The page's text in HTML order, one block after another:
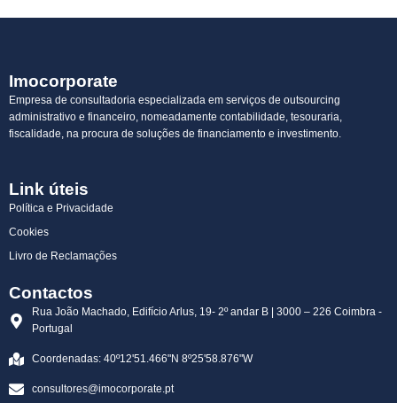
Imocorporate
Empresa de consultadoria especializada em serviços de outsourcing
administrativo e financeiro, nomeadamente contabilidade, tesouraria,
fiscalidade, na procura de soluções de financiamento e investimento.
Link úteis
Política e Privacidade
Cookies
Livro de Reclamações
Contactos
Rua João Machado, Edifício Arlus, 19- 2º andar B | 3000 – 226 Coimbra -
Portugal
Coordenadas: 40º12'51.466"N 8º25'58.876"W
consultores@imocorporate.pt